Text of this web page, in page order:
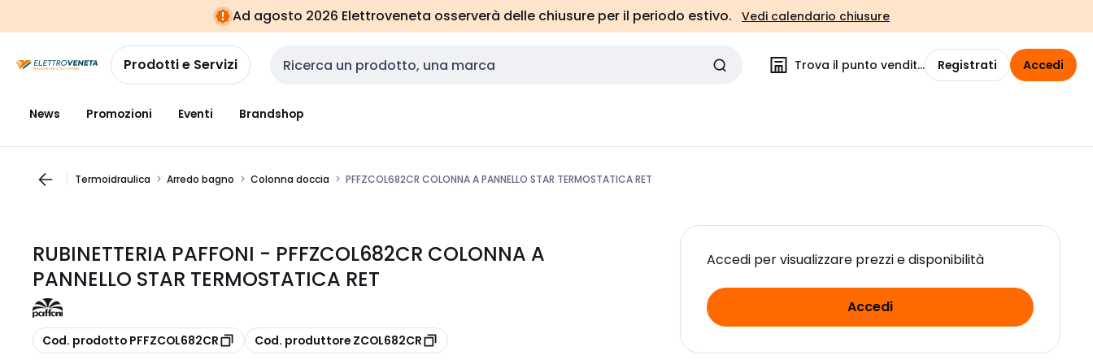
navigazionealla
pagina
Ad agosto 2026 Elettroveneta osserverà delle chiusure per il periodo estivo. Vedi calendario chiusure
Prodotti e Servizi Cerca input Trova il punto vendita Registrati Accedi
News Promozioni Eventi Brandshop
Termoidraulica Arredo bagno Colonna doccia PFFZCOL682CR COLONNA A PANNELLO STAR TERMOSTATICA RET
RUBINETTERIA PAFFONI - PFFZCOL682CR COLONNA A
PANNELLO STAR TERMOSTATICA RET
copia
Cod. prodotto PFFZCOL682CR copia
Cod. produttore ZCOL682CR
Accedi per visualizzare prezzi e disponibilità
Accedi